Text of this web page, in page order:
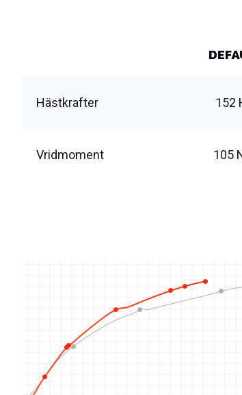
Hästkrafter 152
Vridmoment 105